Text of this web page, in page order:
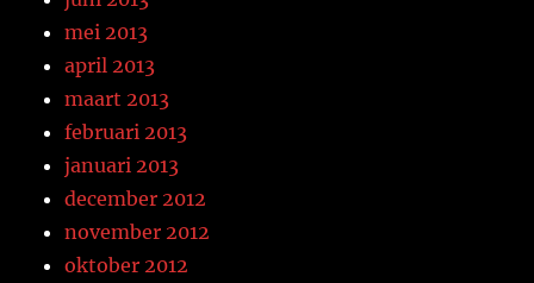
mei 2013
april 2013
maart 2013
februari 2013
januari 2013
december 2012
november 2012
oktober 2012